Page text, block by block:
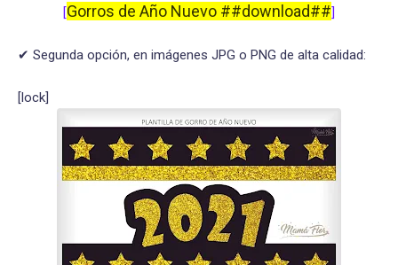
[Gorros de Año Nuevo ##download##]
✔ Segunda opción, en imágenes JPG o PNG de alta calidad:
[lock]